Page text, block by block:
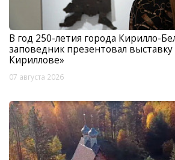
В год 250-летия города Кирилло-
заповедник презентовал выставку
Кириллове»
07 августа 2026